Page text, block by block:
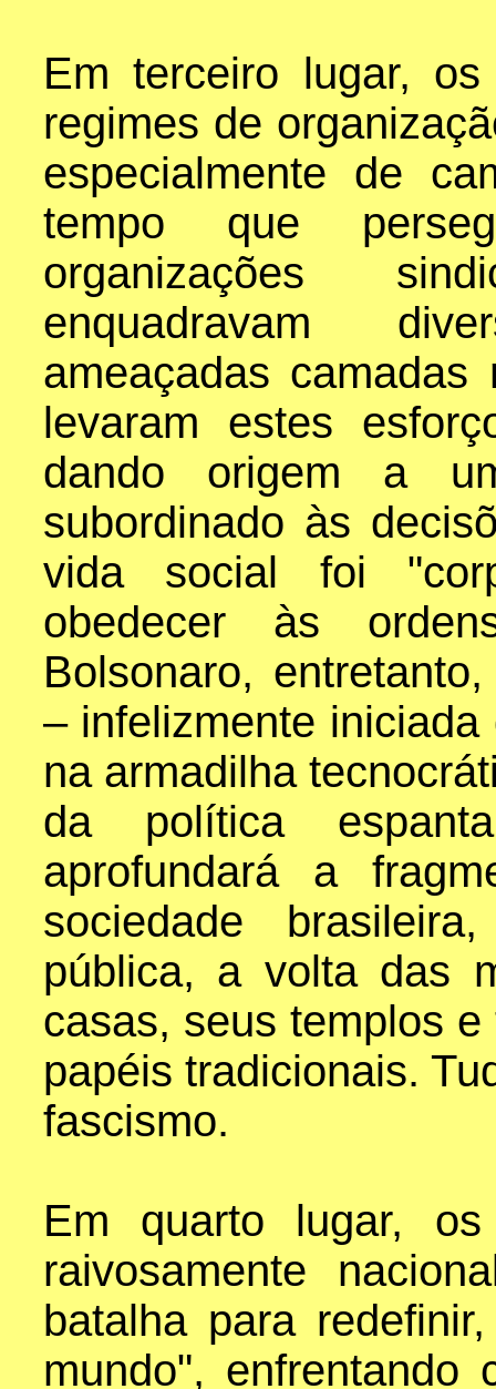
Em terceiro lugar,
regimes de
especialmente de
tempo que
organizações
enquadravam
ameaçadas
levaram estes
dando origem a
subordinado às
vida social foi
obedecer às
Bolsonaro,
– infelizmente
na armadilha
da política
aprofundará a
sociedade
pública, a volta das
casas, seus templos
papéis tradicionais.
fascismo.
Em quarto lugar,
raivosamente
batalha para
mundo", enfrentando